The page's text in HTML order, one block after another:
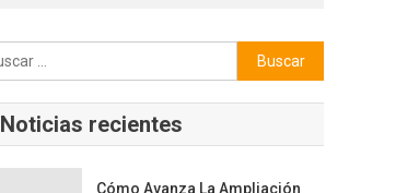
Buscar:
Noticias recientes
Cómo Avanza La Ampliación